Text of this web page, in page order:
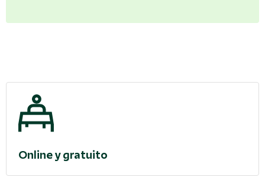
Online y gratuito